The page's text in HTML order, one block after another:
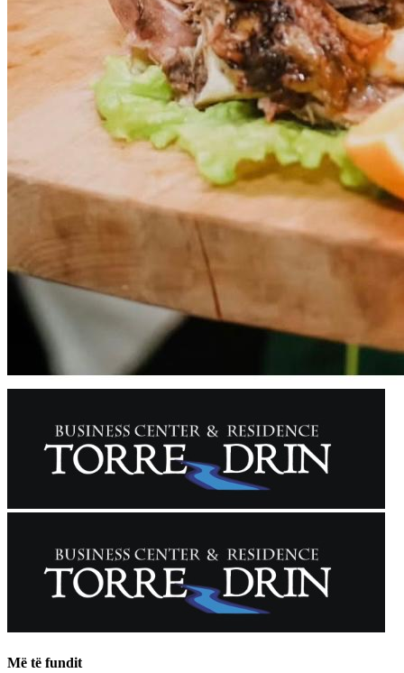
Më të fundit